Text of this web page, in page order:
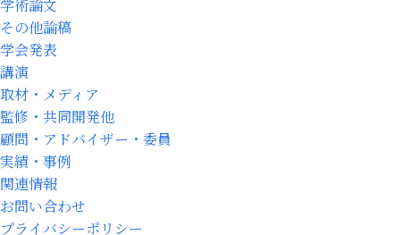
学術論文
その他論稿
学会発表
講演
取材・メディア
監修・共同開発他
顧問・アドバイザー・委員
実績・事例
関連情報
お問い合わせ
プライバシーポリシー